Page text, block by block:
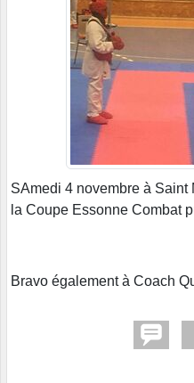
SAmedi 4 novembre à
la Coupe Essonne Combat
Bravo également à Coach